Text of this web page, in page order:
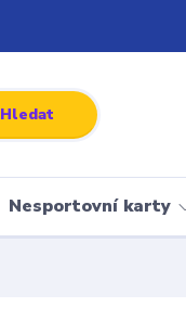
Hledat
Nesportovní karty